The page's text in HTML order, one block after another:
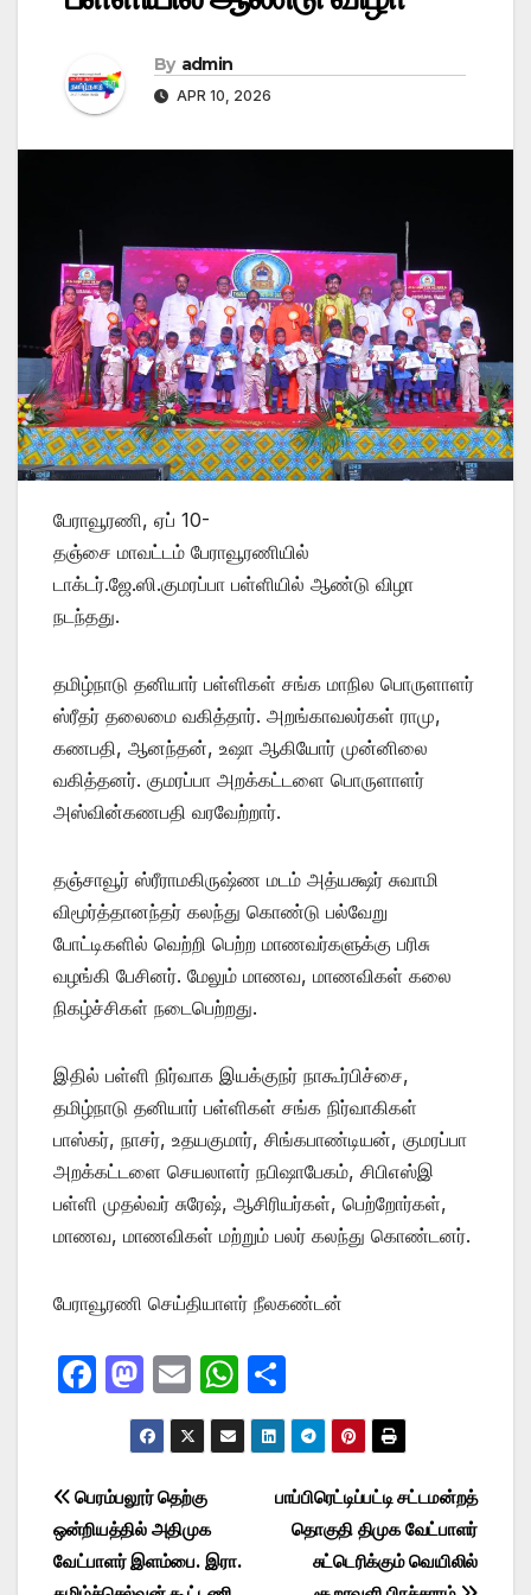
By admin
APR 10, 2026
பேராவூரணி, ஏப் 10-
தஞ்சை மாவட்டம் பேராவூரணியில்
டாக்டர்.ஜே.ஸி.குமரப்பா பள்ளியில் ஆண்டு விழா
நடந்தது.
தமிழ்நாடு தனியார் பள்ளிகள் சங்க மாநில பொருளாளர்
ஸ்ரீதர் தலைமை வகித்தார். அறங்காவலர்கள் ராமு,
கணபதி, ஆனந்தன், உஷா ஆகியோர் முன்னிலை
வகித்தனர். குமரப்பா அறக்கட்டளை பொருளாளர்
அஸ்வின்கணபதி வரவேற்றார்.
தஞ்சாவூர் ஸ்ரீராமகிருஷ்ண மடம் அத்யக்ஷர் சுவாமி
விமூர்த்தானந்தர் கலந்து கொண்டு பல்வேறு
போட்டிகளில் வெற்றி பெற்ற மாணவர்களுக்கு பரிசு
வழங்கி பேசினர். மேலும் மாணவ, மாணவிகள் கலை
நிகழ்ச்சிகள் நடைபெற்றது.
இதில் பள்ளி நிர்வாக இயக்குநர் நாகூர்பிச்சை,
தமிழ்நாடு தனியார் பள்ளிகள் சங்க நிர்வாகிகள்
பாஸ்கர், நாசர், உதயகுமார், சிங்கபாண்டியன், குமரப்பா
அறக்கட்டளை செயலாளர் நபிஷாபேகம், சிபிஎஸ்இ
பள்ளி முதல்வர் சுரேஷ், ஆசிரியர்கள், பெற்றோர்கள்,
மாணவ, மாணவிகள் மற்றும் பலர் கலந்து கொண்டனர்.
பேராவூரணி செய்தியாளர் நீலகண்டன்
F
e
b
o
M
a
st
o
d
o
E
m
ail
W
h
at
p
h
ar
e
Post
navigation
பாப்பிரெட்டிப்பட்டி சட்டமன்றத்
தொகுதி திமுக வேட்பாளர்
சுட்டெரிக்கும் வெயிலில்
பெரம்பலூர் தெற்கு
ஒன்றியத்தில் அதிமுக
வேட்பாளர் இளம்பை. இரா.